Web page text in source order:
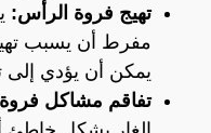
تهيج فروة الرأس:
مفرط أن يسبب
يمكن أن يؤدي
تفاقم مشاكل